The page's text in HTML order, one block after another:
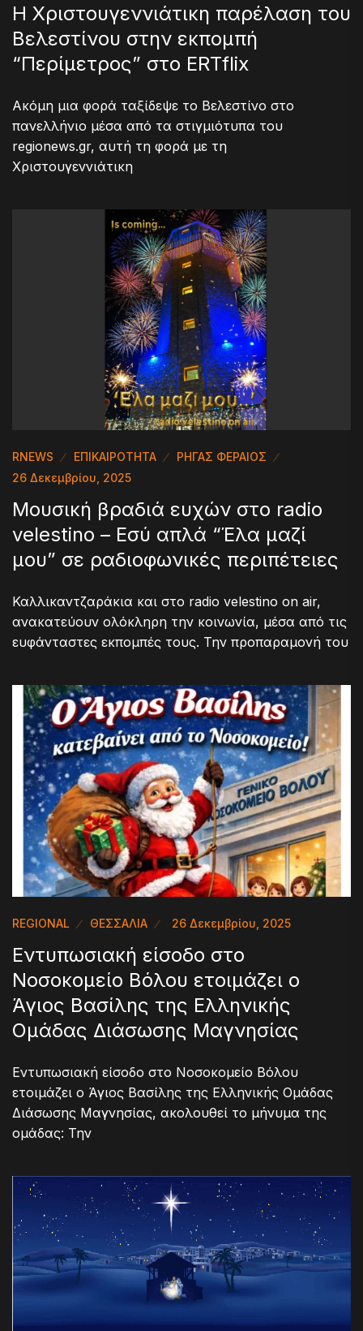
Η Χριστουγεννιάτικη παρέλαση του
Βελεστίνου στην εκπομπή
“Περίμετρος” στο ERTflix
Ακόμη μια φορά ταξίδεψε το Βελεστίνο στο
πανελλήνιο μέσα από τα στιγμιότυπα του
regionews.gr, αυτή τη φορά με τη
Χριστουγεννιάτικη
RNEWS ΕΠΙΚΑΙΡΟΤΗΤΑ
ΡΗΓΑΣ ΦΕΡΑΙΟΣ
26 Δεκεμβρίου, 2025
Μουσική βραδιά ευχών στο radio
velestino – Εσύ απλά “Έλα μαζί
μου” σε ραδιοφωνικές περιπέτειες
Καλλικαντζαράκια και στο radio velestino on air,
ανακατεύουν ολόκληρη την κοινωνία, μέσα από τις
ευφάνταστες εκπομπές τους. Την προπαραμονή του
REGIONAL ΘΕΣΣΑΛΙΑ 26 Δεκεμβρίου, 2025
Εντυπωσιακή είσοδο στο
Νοσοκομείο Βόλου ετοιμάζει ο
Άγιος Βασίλης της Ελληνικής
Ομάδας Διάσωσης Μαγνησίας
Εντυπωσιακή είσοδο στο Νοσοκομείο Βόλου
ετοιμάζει ο Άγιος Βασίλης της Ελληνικής Ομάδας
Διάσωσης Μαγνησίας, ακολουθεί το μήνυμα της
ομάδας: Την